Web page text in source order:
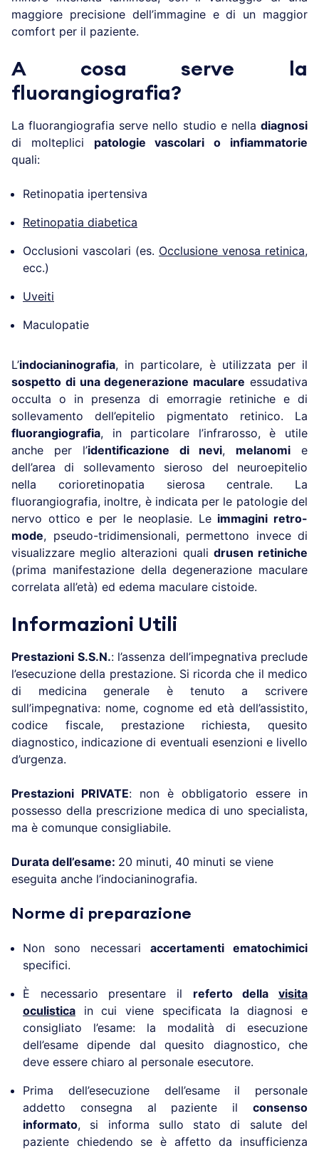
maggiore precisione dell’immagine e di un maggior
comfort per il paziente.
A cosa serve la
fluorangiografia?
La fluorangiografia serve nello studio e nella diagnosi
di molteplici patologie vascolari o infiammatorie
quali:
Retinopatia ipertensiva
Retinopatia diabetica
Occlusioni vascolari (es. Occlusione venosa retinica,
ecc.)
Uveiti
Maculopatie
L’indocianinografia, in particolare, è utilizzata per il
sospetto di una degenerazione maculare essudativa
occulta o in presenza di emorragie retiniche e di
sollevamento dell’epitelio pigmentato retinico. La
fluorangiografia, in particolare l’infrarosso, è utile
anche per l’identificazione di nevi, melanomi e
dell’area di sollevamento sieroso del neuroepitelio
nella corioretinopatia sierosa centrale. La
fluorangiografia, inoltre, è indicata per le patologie del
nervo ottico e per le neoplasie. Le immagini retro-
mode, pseudo-tridimensionali, permettono invece di
visualizzare meglio alterazioni quali drusen retiniche
(prima manifestazione della degenerazione maculare
correlata all’età) ed edema maculare cistoide.
Informazioni Utili
Prestazioni S.S.N.: l’assenza dell’impegnativa preclude
l’esecuzione della prestazione. Si ricorda che il medico
di medicina generale è tenuto a scrivere
sull’impegnativa: nome, cognome ed età dell’assistito,
codice fiscale, prestazione richiesta, quesito
diagnostico, indicazione di eventuali esenzioni e livello
d’urgenza.
Prestazioni PRIVATE: non è obbligatorio essere in
possesso della prescrizione medica di uno specialista,
ma è comunque consigliabile.
Durata dell’esame: 20 minuti, 40 minuti se viene
eseguita anche l’indocianinografia.
Norme di preparazione
Non sono necessari accertamenti ematochimici
specifici.
È necessario presentare il referto dellavisita
oculistica in cui viene specificata la diagnosi e
consigliato l’esame: la modalità di esecuzione
dell’esame dipende dal quesito diagnostico, che
deve essere chiaro al personale esecutore.
Prima dell’esecuzione dell’esame il personale
addetto consegna al paziente il consenso
informato, si informa sullo stato di salute del
paziente chiedendo se è affetto da insufficienza